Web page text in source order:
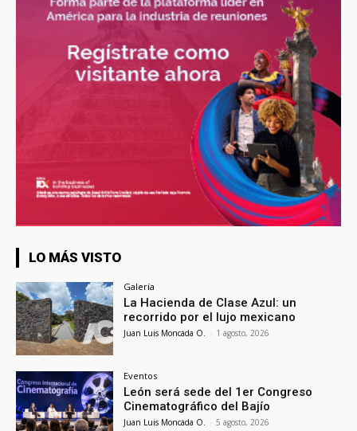
LO MÁS VISTO
Galería
La Hacienda de Clase Azul: un
recorrido por el lujo mexicano
Juan Luis Moncada O. - 1 agosto, 2026
Eventos
León será sede del 1er Congreso
Cinematográfico del Bajío
Juan Luis Moncada O. - 5 agosto, 2026